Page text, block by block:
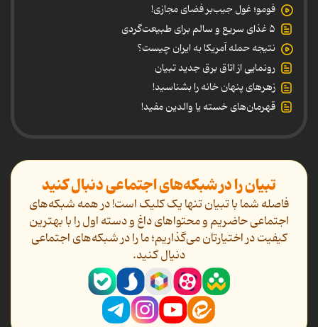
فومو؛ غول جیب‌بر فضای مجازی!
۵ غذای سریع و سالم برای طبیعت‌گردی
نتیجه حمله آمریکا به ایران چیست؟
رونمایی از اتاق برق جدید تبیان
زهرهای پنهان خانه را بشناسید!
قهرمان‌های خسته یا والدین مفید!
تبیان را در شبکه‌های اجتماعی دنبال کنید
فاصله شما با تبیان تنها یک کلیک است! در همه شبکه‌های
اجتماعی حاضریم و محتواهای داغ و دسته اول را با بهترین
کیفیت در اختیارتان می‌گذاریم؛ ما را در شبکه‌های اجتماعی
دنیال کنید.